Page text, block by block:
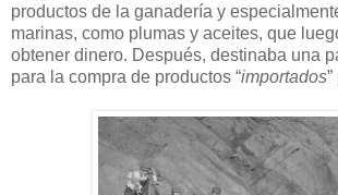
productos de la ganadería y
marinas, como plumas y aceites, que
obtener dinero. Después, destinaba una
para la compra de productos “importados